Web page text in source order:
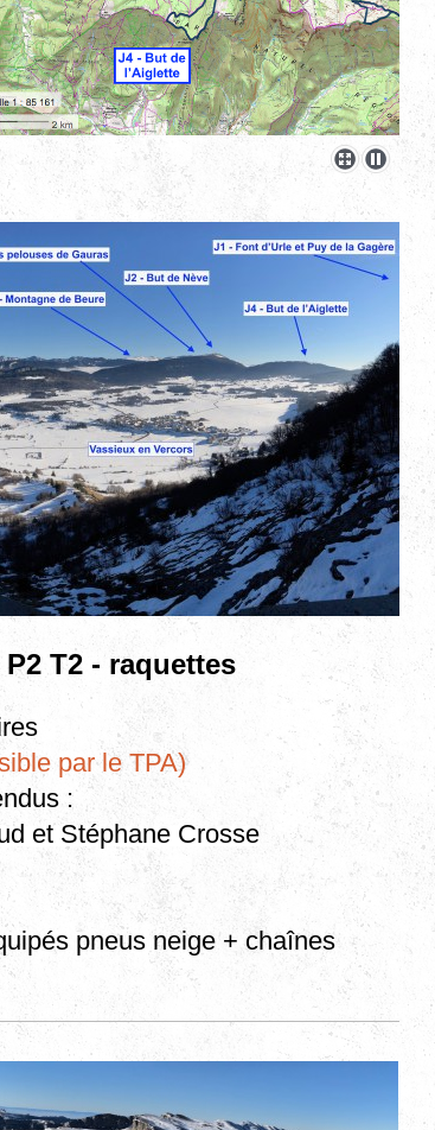
T2 - raquettes
par le TPA)
:
et Stéphane Crosse
pneus neige + chaînes